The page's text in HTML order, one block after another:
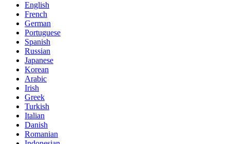
English
French
German
Portuguese
Spanish
Russian
Japanese
Korean
Arabic
Irish
Greek
Turkish
Italian
Danish
Romanian